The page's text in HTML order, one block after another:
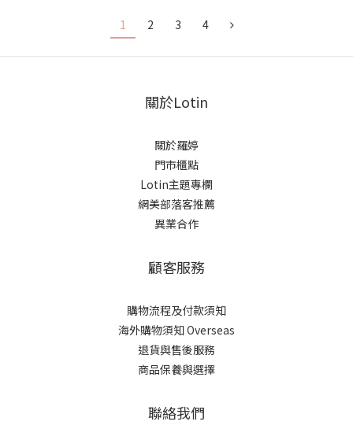
1 2 3 4
關於Lotin
關於羅婷
門市櫃點
Lotin主題專欄
網美部落客推薦
異業合作
顧客服務
購物流程及付款須知
海外購物須知 Overseas
退貨與售後服務
商品保養與選擇
聯絡我們